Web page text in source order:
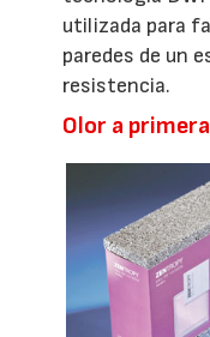
utilizada para
paredes de un
resistencia.
Olor a